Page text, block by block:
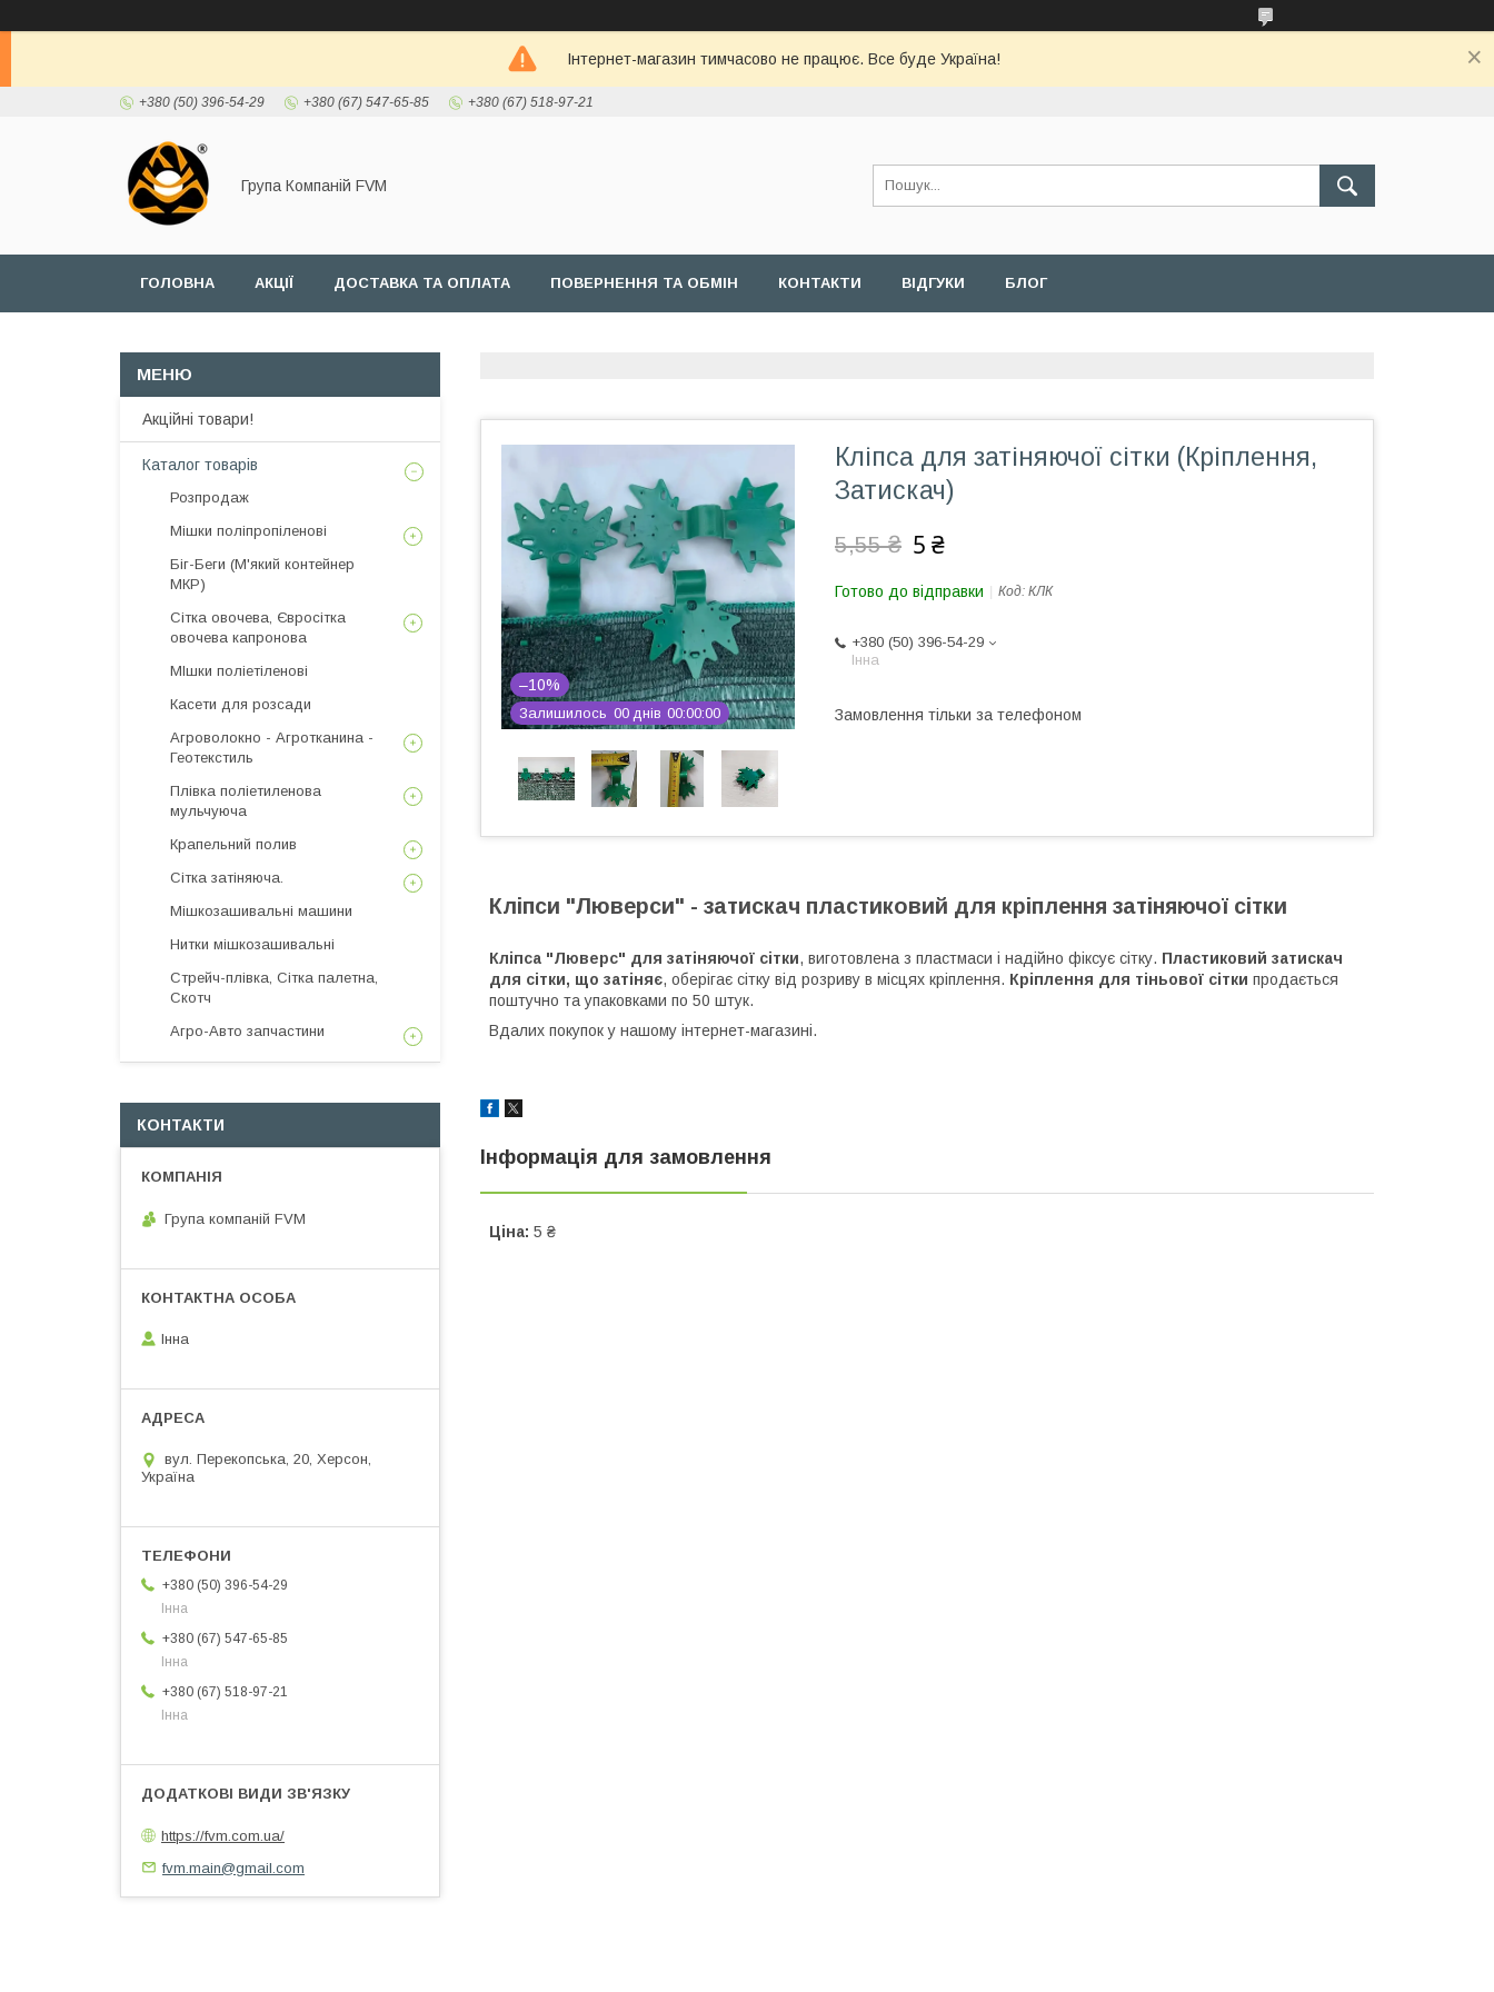
Інтернет-магазин тимчасово не працює. Все буде Україна!
+380 (50) 396-54-29 +380 (67) 547-65-85 +380 (67) 518-97-21
Група Компаній FVM
ГОЛОВНА АКЦІЇ ДОСТАВКА ТА ОПЛАТА ПОВЕРНЕННЯ ТА ОБМІН КОНТАКТИ ВІДГУКИ БЛОГ
–10%
Залишилось 00 днів 00 00 00
Кліпса для затіняючої сітки (Кріплення,
Затискач)
5,55 ₴ 5 ₴
Готово до відправки Код: КЛК
+380 (50) 396-54-29
Інна
Замовлення тільки за телефоном
Кліпси "Люверси" - затискач пластиковий для кріплення затіняючої сітки
Кліпса "Люверс" для затіняючої сітки, виготовлена ​​з пластмаси і надійно фіксує сітку. Пластиковий затискач
для сітки, що затіняє, оберігає сітку від розриву в місцях кріплення. Кріплення для тіньової сітки продається
поштучно та упаковками по 50 штук.
Вдалих покупок у нашому інтернет-магазині.
Інформація для замовлення
Ціна: 5 ₴
Акційні товари!
Каталог товарів
Розпродаж
Мішки поліпропіленові
Біг-Беги (М'який контейнер
МКР)
Сітка овочева, Євросітка
овочева капронова
МІшки поліетіленові
Касети для розсади
Агроволокно - Агротканина -
Геотекстиль
Плівка поліетиленова
мульчуюча
Крапельний полив
Сітка затіняюча.
Мішкозашивальні машини
Нитки мішкозашивальні
Стрейч-плівка, Сітка палетна,
Скотч
Агро-Авто запчастини
КОНТАКТИ
Група компаній FVM
Інна
вул. Перекопська, 20, Херсон,
Україна
+380 (50) 396-54-29
Інна
+380 (67) 547-65-85
Інна
+380 (67) 518-97-21
Інна
https://fvm.com.ua/
fvm.main@gmail.com